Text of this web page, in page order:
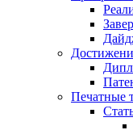
Печатные